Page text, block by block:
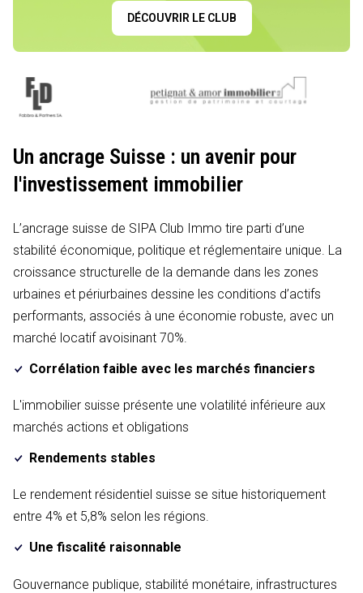
DÉCOUVRIR LE CLUB
Un ancrage Suisse : un avenir pour
l'investissement immobilier
L’ancrage suisse de SIPA Club Immo tire parti d’une
stabilité économique, politique et réglementaire unique. La
croissance structurelle de la demande dans les zones
urbaines et périurbaines dessine les conditions d’actifs
performants, associés à une économie robuste, avec un
marché locatif avoisinant 70%.
Corrélation faible avec les marchés financiers
L'immobilier suisse présente une volatilité inférieure aux
marchés actions et obligations
Rendements stables
Le rendement résidentiel suisse se situe historiquement
entre 4% et 5,8% selon les régions.
Une fiscalité raisonnable
Gouvernance publique, stabilité monétaire, infrastructures